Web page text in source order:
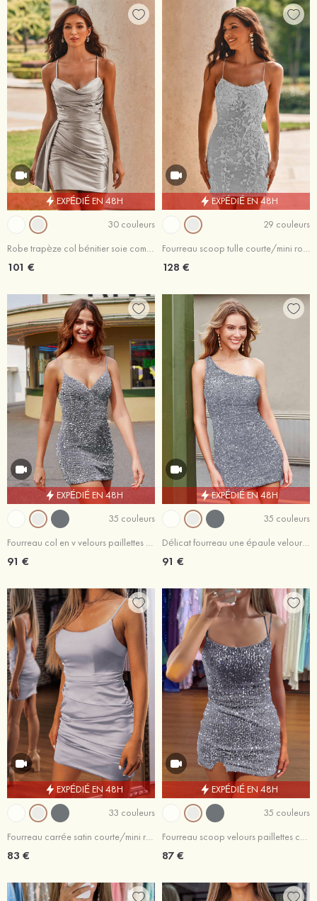
EXPÉDIÉ EN 48H
30 couleurs
Robe trapèze col bénitier soie comme du satin courte/mini robe de fête de la rentrée
101 €
EXPÉDIÉ EN 48H
29 couleurs
Fourreau scoop tulle courte/mini robe de fête de la rentrée avec perles
128 €
EXPÉDIÉ EN 48H
35 couleurs
Fourreau col en v velours paillettes courte/mini dos croisé robe de fête de la rentrée
91 €
EXPÉDIÉ EN 48H
35 couleurs
Délicat fourreau une épaule velours paillettes courte/mini robe de fête de la rentrée
91 €
EXPÉDIÉ EN 48H
33 couleurs
Fourreau carrée satin courte/mini robe de fête de la rentrée
83 €
EXPÉDIÉ EN 48H
35 couleurs
Fourreau scoop velours paillettes courte/mini robe de fête de la rentrée avec fendue
87 €